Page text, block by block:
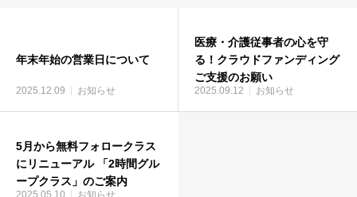
年末年始の営業日について
2025.12.09 お知らせ
医療・介護従事者の心を守
る！クラウドファンディング
ご支援のお願い
2025.09.12 お知らせ
5月から無料フォロークラス
にリニューアル 「2時間グル
ープクラス」のご案内
2025.05.10 お知らせ